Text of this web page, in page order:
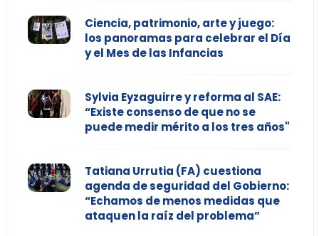
Ciencia, patrimonio, arte y juego:
los panoramas para celebrar el Día
y el Mes de las Infancias
Sylvia Eyzaguirre y reforma al SAE:
“Existe consenso de que no se
puede medir mérito a los tres años"
Tatiana Urrutia (FA) cuestiona
agenda de seguridad del Gobierno:
“Echamos de menos medidas que
ataquen la raíz del problema”